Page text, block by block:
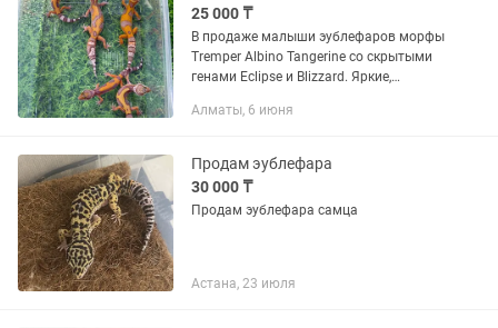
25 000 ₸
В продаже малыши эублефаров морфы
Tremper Albino Tangerine со скрытыми
генами Eclipse и Blizzard. Яркие,
разных возрастов ищут новый дом. Все
Алматы, 6 июня
Продам эублефара
30 000 ₸
Продам эублефара самца
Астана, 23 июля